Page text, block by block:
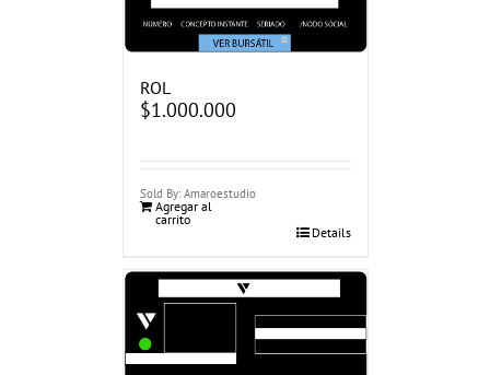
ROL
$1.000.000
Sold By: Amaroestudio
Agregar al
carrito
Details